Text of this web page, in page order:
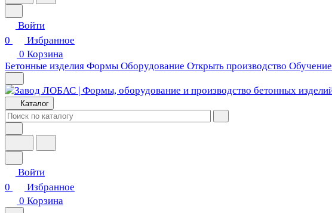
Войти
0
Избранное
0 Корзина
Бетонные изделия Формы Оборудование Открыть производство Обучение
Каталог
Войти
0
Избранное
0 Корзина